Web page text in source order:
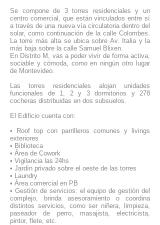
Se compone de 3 torres residenciales y un
centro comercial, que están vinculados entre sí
a través de una nueva vía circulatoria dentro del
solar, como continuación de la calle Colombes.
La torre más alta se ubica sobre Av. Italia y la
más baja sobre la calle Samuel Blixen.
En Distrito M, vas a poder vivir de forma activa,
sociable y cómoda, como en ningún otro lugar
de Montevideo.
Las torres residenciales alojan unidades
funcionales de 1, 2 y 3 dormitorios y 278
cocheras distribuidas en dos subsuelos.
El Edificio cuenta con:
• Roof top con parrilleros comunes y livings
exteriores
• Biblioteca
• Área de Cowork
• Vigilancia las 24hs
• Jardín privado sobre el oeste de las torres
• Laundry
• Área comercial en PB
• Gestión de servicios: el equipo de gestión del
complejo, brinda asesoramiento o coordina
distintos servicios, como ser niñera, limpieza,
paseador de perro, masajista, electricista,
pintor, flete, etc.